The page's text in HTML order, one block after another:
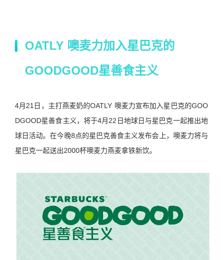
OATLY 噢麦力加入星巴克的
GOODGOOD星善食主义
4月21日，主打燕麦奶的OATLY 噢麦力宣布加入星巴克的GOO
DGOOD星善食主义，将于4月22日地球日与星巴克一起推出地
球日活动。在今晚8点的星巴克善食主义发布会上，噢麦力将与
星巴克一起送出2000杯噢麦力燕麦拿铁新饮。